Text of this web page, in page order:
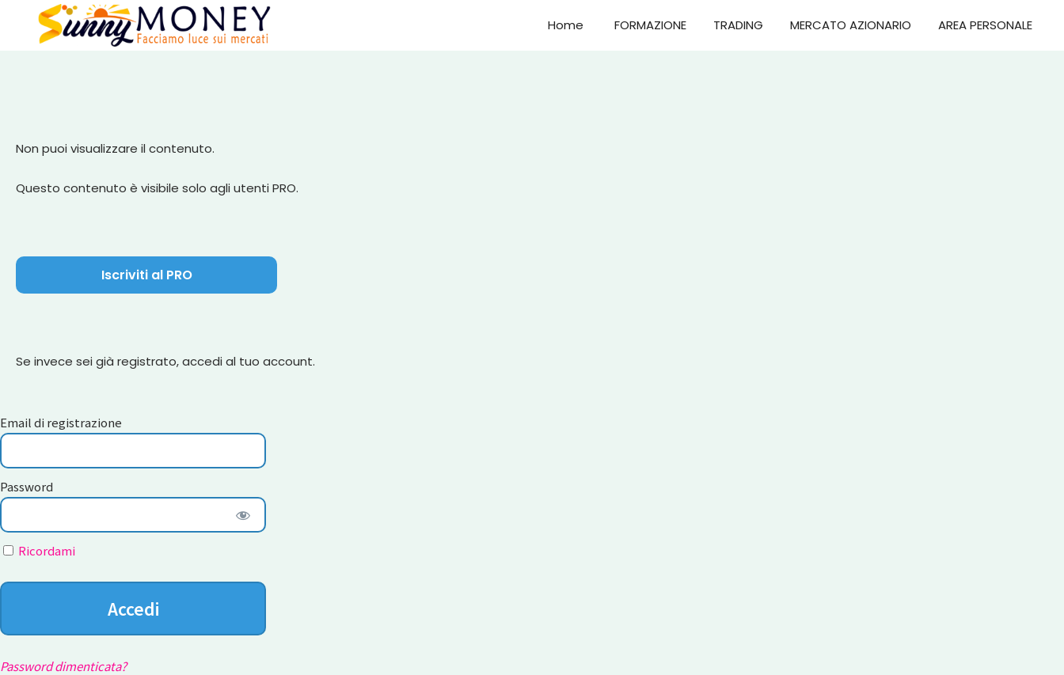
Home FORMAZIONE TRADING MERCATO AZIONARIO AREA PERSONALE
Non puoi visualizzare il contenuto.
Questo contenuto è visibile solo agli utenti PRO.
Iscriviti al PRO
Se invece sei già registrato, accedi al tuo account.
Email di registrazione
Password
Ricordami
Password dimenticata?